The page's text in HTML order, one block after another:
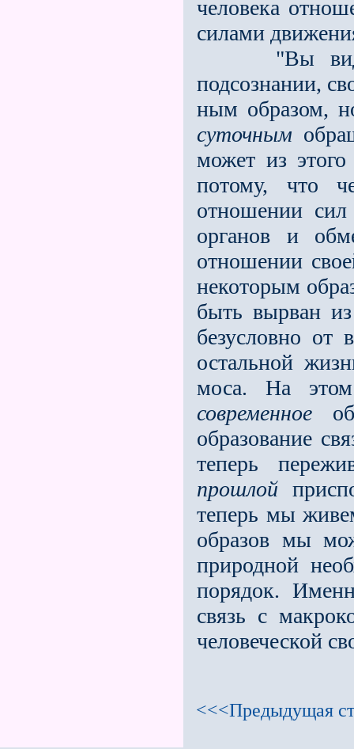
человека
силами
"Вы
подсознании,
ным образом,
суточным
может из
потому, что
отношении сил
органов и
отношении
некоторым
быть вырван
без­условно от
остальной
моса. На этом
современное
образование
теперь
прошлой
теперь мы
образов мы
природной
порядок.
связь с
человеческой
<<<Предыдущая